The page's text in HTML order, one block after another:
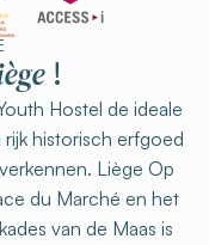
!
Hostel de ideale
historisch erfgoed
Liège Op
du Marché en het
van de Maas is